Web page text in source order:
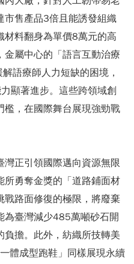
市售產品3倍且能誘發組織
材料翻身為單價8萬元的高
金屬中心的「語言互動治療
語療師人力短缺的困境，
顯著進步。這些跨領域創
檻，在國際舞台展現強勁戰
正引領國際邁向資源無限
所勇奪金獎的「道路鋪面材
戰路面修復的極限，將廢棄
為臺灣減少485萬噸砂石開
擔。此外，紡織所技轉美
體成型跑鞋」同樣展現永續